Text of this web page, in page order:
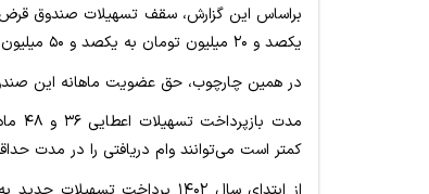
یکصد و ۲۰ میلیون تومان به یکصد و ۵۰ میلیون تومان افزایش می‌یابد.
در همین چارچوب، حق عضویت ماهانه این
کمتر است می‌توانند وام دریافتی را در مدت حداقل ۲۴ و حداکثر ۴۸ ماه بازپرداخت